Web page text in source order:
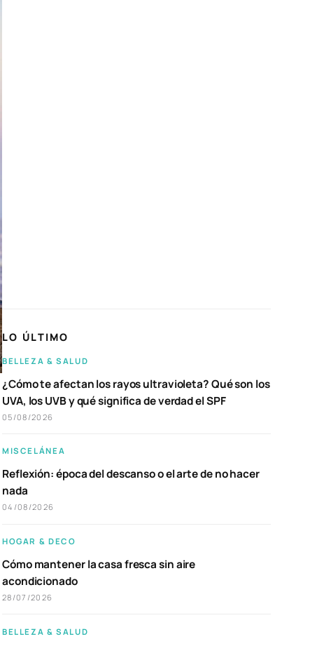
LO ÚLTIMO
BELLEZA & SALUD
¿Cómo te afectan los rayos ultravioleta? Qué son los
UVA, los UVB y qué significa de verdad el SPF
05/08/2026
MISCELÁNEA
Reflexión: época del descanso o el arte de no hacer
nada
04/08/2026
HOGAR & DECO
Cómo mantener la casa fresca sin aire
acondicionado
28/07/2026
BELLEZA & SALUD